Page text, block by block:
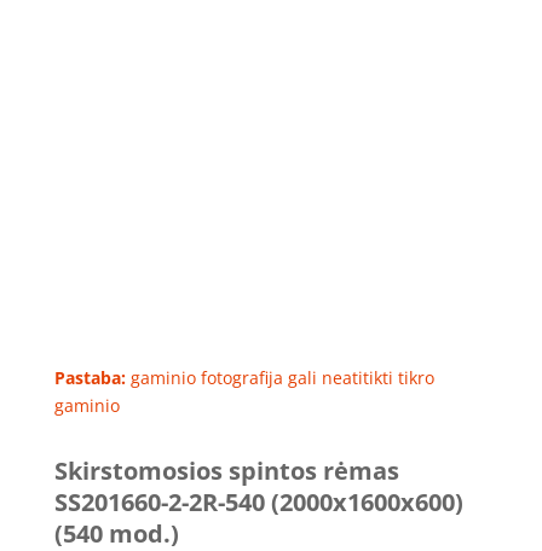
Pastaba:gaminio fotografija gali neatitikti tikro
gaminio
Skirstomosios spintos rėmas
SS201660-2-2R-540 (2000x1600x600)
(540 mod.)